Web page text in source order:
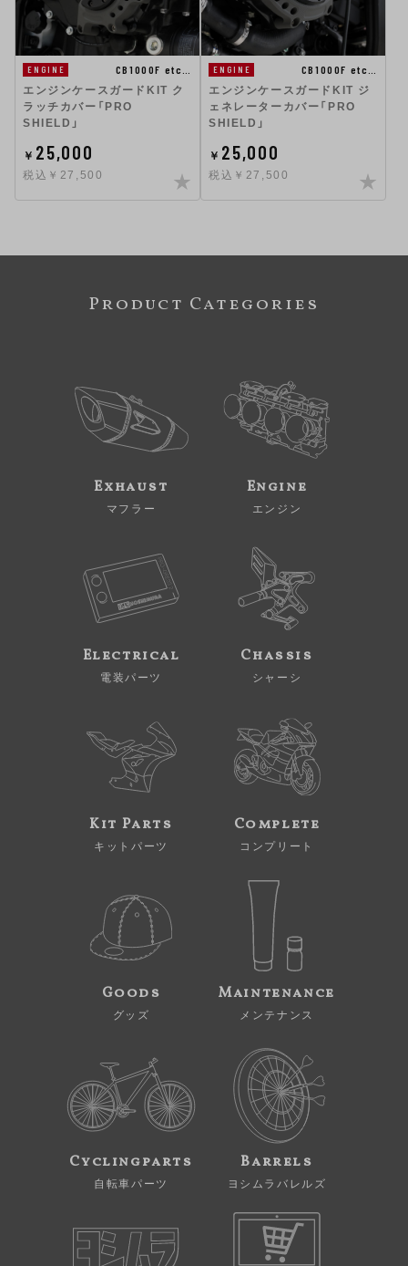
ENGINE
CB1000F etc…
エンジンケースガードKIT ク
ラッチカバー「PRO
SHIELD」
￥ 25,000
税込￥27,500
ENGINE
CB1000F etc…
エンジンケースガードKIT ジ
ェネレーターカバー「PRO
SHIELD」
￥ 25,000
税込￥27,500
Product Categories
Exhaust
マフラー
Engine
エンジン
Electrical
電装パーツ
Chassis
シャーシ
Kit Parts
キットパーツ
Complete
コンプリート
Goods
グッズ
Maintenance
メンテナンス
Cyclingparts
自転車パーツ
Barrels
ヨシムラバレルズ